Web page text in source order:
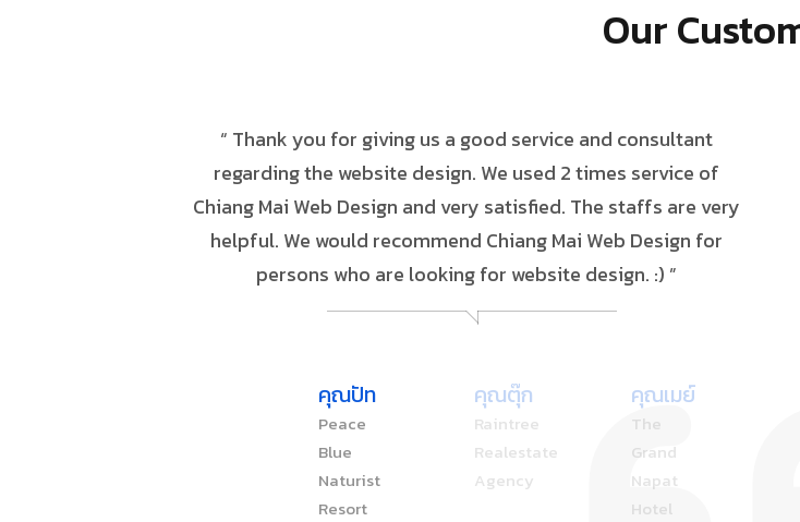
Our
“ Thank you for giving us a good service and consultant
regarding the website design. We used 2 times service of
Chiang Mai Web Design and very satisfied. The staffs are very
helpful. We would recommend Chiang Mai Web Design for
persons who are looking for website design. :) ”
จะ
ปัญ
คุณปัท
Peace
Blue
Naturist
Resort
คุณตุ๊ก
Raintree
Realestate
Agency
คุณเมย์
The
Grand
Napat
Hotel